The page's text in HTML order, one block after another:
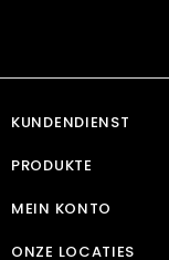
KUNDENDIENST
PRODUKTE
MEIN KONTO
ONZE LOCATIES